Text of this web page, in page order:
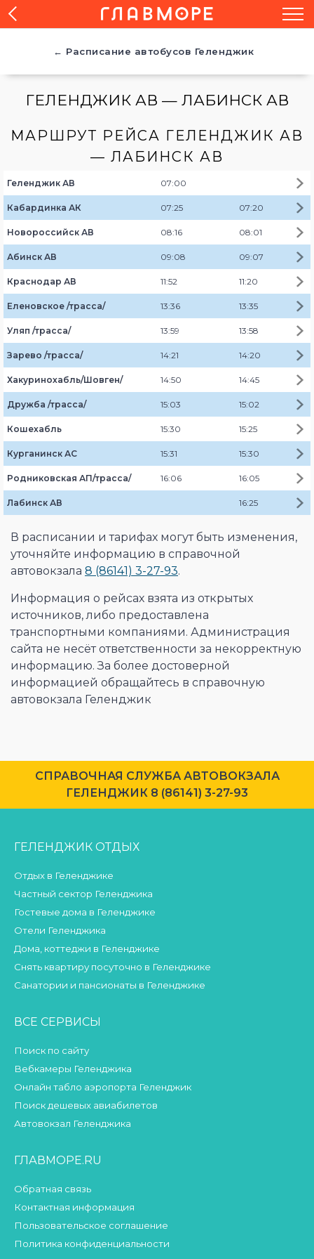
← Расписание автобусов Геленджик
ГЕЛЕНДЖИК АВ — ЛАБИНСК АВ
МАРШРУТ РЕЙСА ГЕЛЕНДЖИК АВ
— ЛАБИНСК АВ
Геленджик АВ 07:00
Кабардинка АК 07:25 07:20
Новороссийск АВ 08:16 08:01
Абинск АВ 09:08 09:07
Краснодар АВ 11:52 11:20
Еленовское /трасса/ 13:36 13:35
Уляп /трасса/ 13:59 13:58
Зарево /трасса/ 14:21 14:20
Хакуринохабль/Шовген/ 14:50 14:45
Дружба /трасса/ 15:03 15:02
Кошехабль 15:30 15:25
Курганинск АС 15:31 15:30
Родниковская АП/трасса/ 16:06 16:05
Лабинск АВ 16:25
В расписании и тарифах могут быть изменения,
уточняйте информацию в справочной
автовокзала 8 (86141) 3-27-93.
Информация о рейсах взята из открытых
источников, либо предоставлена
транспортными компаниями. Администрация
сайта не несёт ответственности за некорректную
информацию. За более достоверной
информацией обращайтесь в справочную
автовокзала Геленджик
CПРАВОЧНАЯ СЛУЖБА АВТОВОКЗАЛА
ГЕЛЕНДЖИК 8 (86141) 3-27-93
ГЕЛЕНДЖИК ОТДЫХ
Отдых в Геленджике
Частный сектор Геленджика
Гостевые дома в Геленджике
Отели Геленджика
Дома, коттеджи в Геленджике
Снять квартиру посуточно в Геленджике
Санатории и пансионаты в Геленджике
ВСЕ СЕРВИСЫ
Поиск по сайту
Вебкамеры Геленджика
Онлайн табло аэропорта Геленджик
Поиск дешевых авиабилетов
Автовокзал Геленджика
ГЛАВМОРЕ.RU
Обратная связь
Контактная информация
Пользовательское соглашение
Политика конфиденциальности